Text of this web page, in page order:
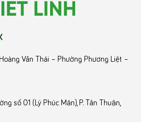
Văn Thái – Phường Phương Liệt –
số 01 (Lý Phúc Mãn), P. Tân Thuận,